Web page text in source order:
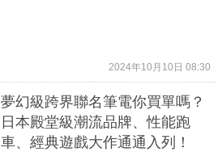
2024年10月10日 08:30
夢幻級跨界聯名筆電你買單嗎？
日本殿堂級潮流品牌、性能跑
車、經典遊戲大作通通入列！